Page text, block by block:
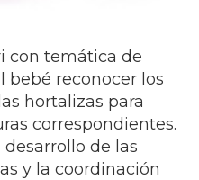
con temática de
bebé reconocer los
hortalizas para
correspondientes.
de las
y la coordinación